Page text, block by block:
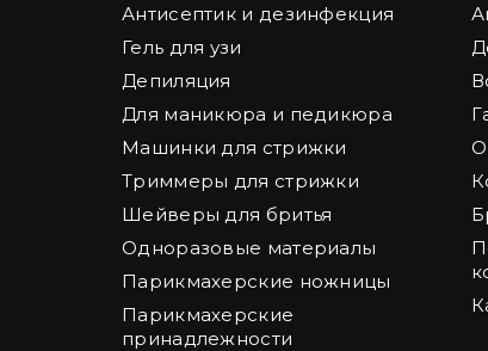
Антисептик и дезинфекция
Гель для узи
Депиляция
Для маникюра и педикюра
Машинки для стрижки
Триммеры для стрижки
Шейверы для бритья
Одноразовые материалы
Парикмахерские ножницы
Парикмахерские
принадлежности
О